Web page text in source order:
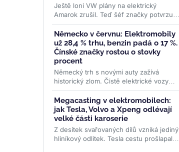
Ještě loni VW plány na elektrický
Amarok zrušil. Teď šéf značky potvrzuje
pravý opak: třetí generace oblíbeného
pickupu dostane PHEV i...>>
Německo v červnu: Elektromobily
už 28,4 % trhu, benzin padá o 17 %.
Čínské značky rostou o stovky
procent
Německý trh s novými auty zažívá
historický zlom. Čistě elektrické vozy
dosáhly v červnu 28,4% podílu a
meziročně vyskočily o 78 %....>>
Megacasting v elektromobilech:
jak Tesla, Volvo a Xpeng odlévají
velké části karoserie
Z desítek svařovaných dílů vzniká jediný
hliníkový odlitek. Tesla cestu prošlapala,